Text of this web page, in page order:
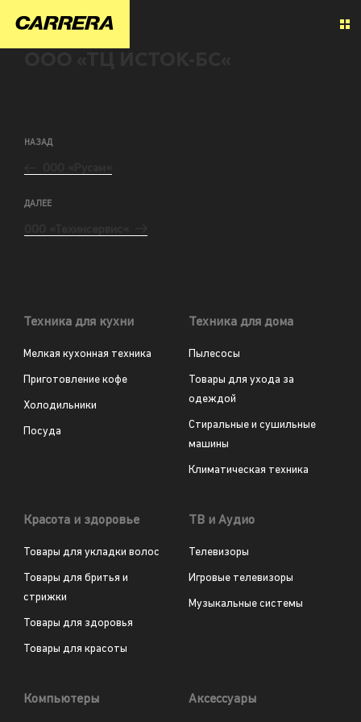
НАЗАД
ДАЛЕЕ
Техника для кухни
Мелкая кухонная техника
Приготовление кофе
Холодильники
Посуда
Техника для дома
Пылесосы
Товары для ухода за
одеждой
Стиральные и сушильные
машины
Климатическая техника
Красота и здоровье
Товары для укладки волос
Товары для бритья и
стрижки
Товары для здоровья
Товары для красоты
ТВ и Аудио
Телевизоры
Игровые телевизоры
Музыкальные системы
Компьютеры Аксессуары